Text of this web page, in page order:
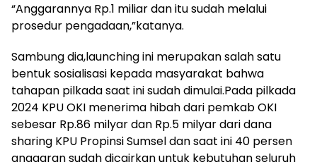
“Anggarannya Rp.1 miliar dan itu sudah melalui
prosedur pengadaan,”katanya.
Sambung dia,launching ini merupakan salah satu
bentuk sosialisasi kepada masyarakat bahwa
tahapan pilkada saat ini sudah dimulai.Pada pilkada
2024 KPU OKI menerima hibah dari pemkab OKI
sebesar Rp.86 milyar dan Rp.5 milyar dari dana
sharing KPU Propinsi Sumsel dan saat ini 40 persen
anggaran sudah dicairkan untuk kebutuhan seluruh